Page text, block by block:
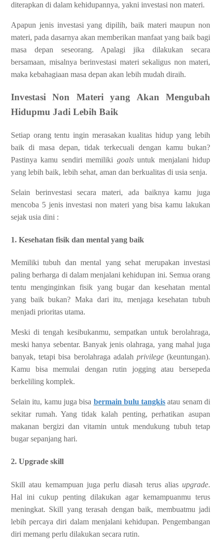
diterapkan di dalam kehidupannya, yakni investasi non materi.
Apapun jenis investasi yang dipilih, baik materi maupun non
materi, pada dasarnya akan memberikan manfaat yang baik bagi
masa depan seseorang. Apalagi jika dilakukan secara
bersamaan, misalnya berinvestasi materi sekaligus non materi,
maka kebahagiaan masa depan akan lebih mudah diraih.
Investasi Non Materi yang Akan Mengubah
Hidupmu Jadi Lebih Baik
Setiap orang tentu ingin merasakan kualitas hidup yang lebih
baik di masa depan, tidak terkecuali dengan kamu bukan?
Pastinya kamu sendiri memiliki goalsuntuk menjalani hidup
yang lebih baik, lebih sehat, aman dan berkualitas di usia senja.
Selain berinvestasi secara materi, ada baiknya kamu juga
mencoba 5 jenis investasi non materi yang bisa kamu lakukan
sejak usia dini :
1. Kesehatan fisik dan mental yang baik
Memiliki tubuh dan mental yang sehat merupakan investasi
paling berharga di dalam menjalani kehidupan ini. Semua orang
tentu menginginkan fisik yang bugar dan kesehatan mental
yang baik bukan? Maka dari itu, menjaga kesehatan tubuh
menjadi prioritas utama.
Meski di tengah kesibukanmu, sempatkan untuk berolahraga,
meski hanya sebentar. Banyak jenis olahraga, yang mahal juga
banyak, tetapi bisa berolahraga adalah privilege(keuntungan).
Kamu bisa memulai dengan rutin jogging atau bersepeda
berkeliling komplek.
Selain itu, kamu juga bisa bermain bulu tangkis atau senam di
sekitar rumah. Yang tidak kalah penting, perhatikan asupan
makanan bergizi dan vitamin untuk mendukung tubuh tetap
bugar sepanjang hari.
2. Upgrade skill
Skill atau kemampuan juga perlu diasah terus alias upgrade.
Hal ini cukup penting dilakukan agar kemampuanmu terus
meningkat. Skill yang terasah dengan baik, membuatmu jadi
lebih percaya diri dalam menjalani kehidupan. Pengembangan
diri memang perlu dilakukan secara rutin.